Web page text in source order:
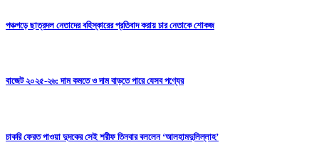
পঞ্চগড়ে ছাত্রদল নেতাদের বহিস্কারের প্রতিবাদ করায় চার নেতাকে শোকজ
বাজেট ২০২৫-২৬: দাম কমতে ও দাম বাড়তে পারে যেসব পণ্যের
চাকরি ফেরত পাওয়া দুদকের সেই শরীফ তিনবার বললেন ‘আলহামদুলিল্লাহ’